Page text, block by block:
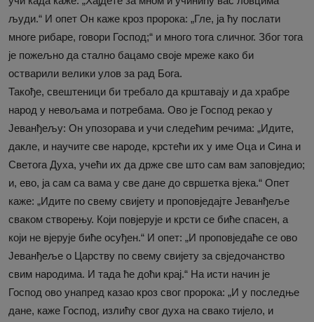
људи.“ И опет Он каже кроз пророка: „Гле, ја ћу послати
многе рибаре, говори Господ;“ и много тога сличног. Због тога
је пожељно да стално бацамо своје мреже како би
остварили велики улов за рад Бога.
Такође, свештеници би требало да крштавају и да храбре
народ у невољама и потребама. Ово је Господ рекао у
Јеванђељу: Он упозорава и учи следећим речима: „Идите,
дакле, и научите све народе, крстећи их у име Оца и Сина и
Светога Духа, учећи их да држе све што сам вам заповједио;
и, ево, ја сам са вама у све дане до свршетка вјека.“ Опет
каже: „Идите по свему свијету и проповједајте Јеванђеље
сваком створењу. Који повјерује и крсти се биће спасен, а
који не вјерује биће осуђен.“ И опет: „И проповједаће се ово
Јеванђеље о Царству по свему свијету за свједочанство
свим народима. И тада ће доћи крај.“ На исти начин је
Господ ово унапред казао кроз свог пророка: „И у последње
дане, каже Господ, излићу свог духа на свако тијело, и